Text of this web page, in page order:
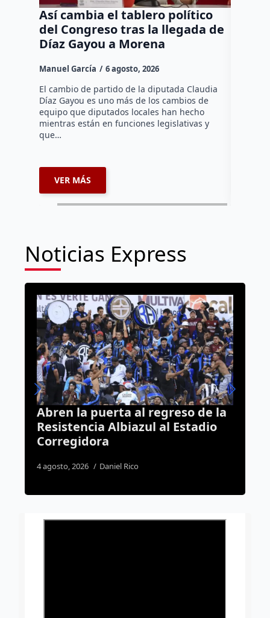
Así cambia el tablero político
del Congreso tras la llegada de
Díaz Gayou a Morena
Manuel García 6 agosto, 2026
El cambio de partido de la diputada Claudia
Díaz Gayou es uno más de los cambios de
equipo que diputados locales han hecho
mientras están en funciones legislativas y
que…
VER MÁS
Noticias Express
de la
Aparatoso choque frontal
camión y camioneta deja dos
lesionados en la carretera 431
4 agosto, 2026